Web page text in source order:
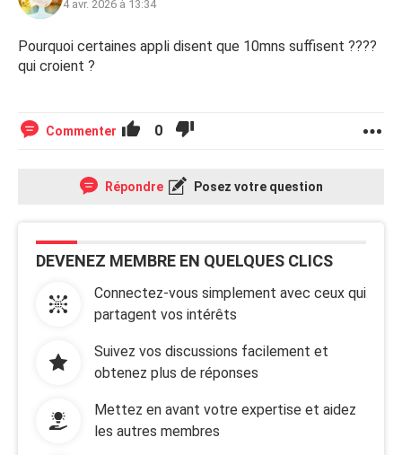
4 avr. 2026 à 13:34
Pourquoi certaines appli disent que 10mns suffisent ????
qui croient ?
Commenter 0
Répondre Posez votre question
DEVENEZ MEMBRE EN QUELQUES CLICS
Connectez-vous simplement avec ceux qui
partagent vos intérêts
Suivez vos discussions facilement et
obtenez plus de réponses
Mettez en avant votre expertise et aidez
les autres membres